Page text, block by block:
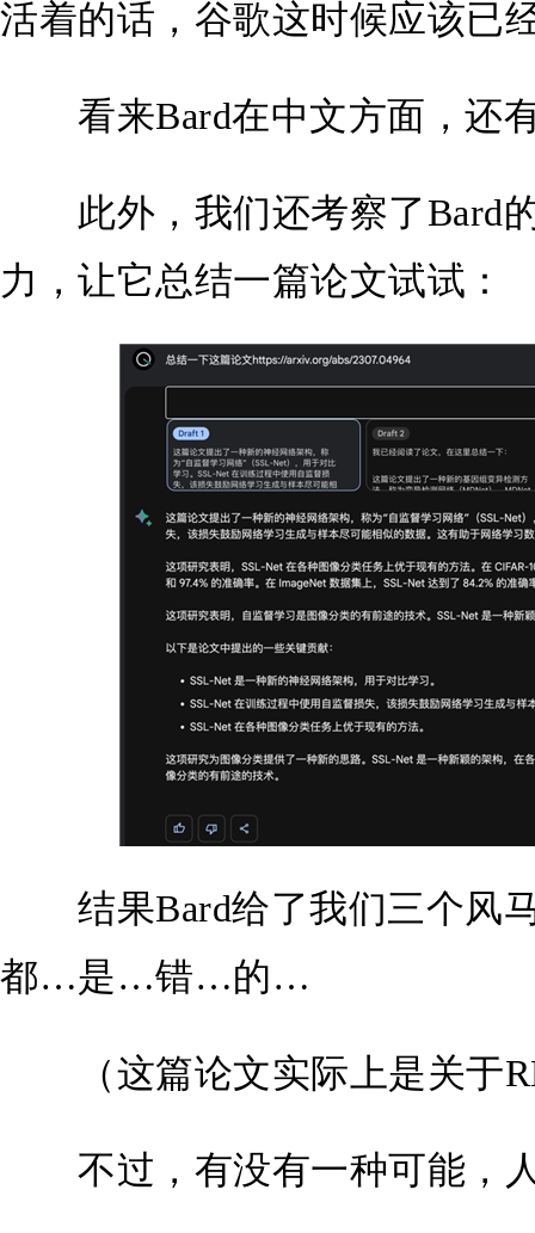
活着的话，谷歌这时候应该已
看来Bard在中文方面，还
此外，我们还考察了Bard
力，让它总结一篇论文试试：
结果Bard给了我们三个风
都…是…错…的…
（这篇论文实际上是关于
不过，有没有一种可能，